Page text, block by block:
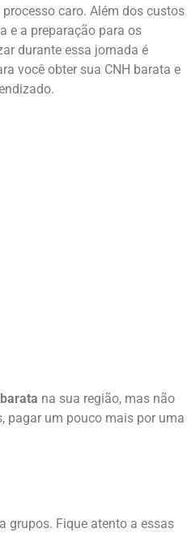
processo caro. Além dos custos
e a preparação para os
durante essa jornada é
você obter sua CNH barata e
.
na sua região, mas não
pagar um pouco mais por uma
grupos. Fique atento a essas